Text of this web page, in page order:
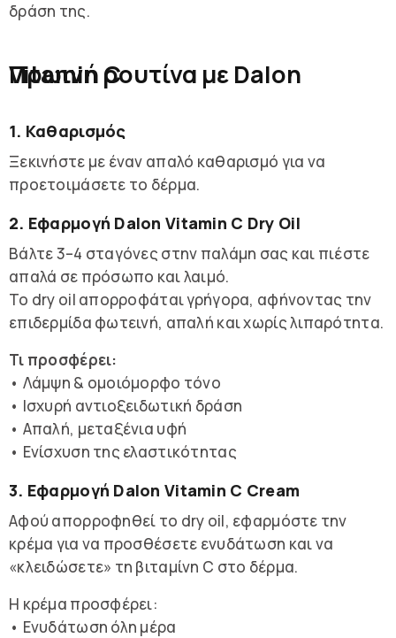
δράση της.
Πρωινή ρουτίνα με Dalon Vitamin C
1. Καθαρισμός
Ξεκινήστε με έναν απαλό καθαρισμό για να
προετοιμάσετε το δέρμα.
2. Εφαρμογή Dalon Vitamin C Dry Oil
Βάλτε 3–4 σταγόνες στην παλάμη σας και πιέστε
απαλά σε πρόσωπο και λαιμό.
Το dry oil απορροφάται γρήγορα, αφήνοντας την
επιδερμίδα φωτεινή, απαλή και χωρίς λιπαρότητα.
Τι προσφέρει:
• Λάμψη & ομοιόμορφο τόνο
• Ισχυρή αντιοξειδωτική δράση
• Απαλή, μεταξένια υφή
• Ενίσχυση της ελαστικότητας
3. Εφαρμογή Dalon Vitamin C Cream
Αφού απορροφηθεί το dry oil, εφαρμόστε την
κρέμα για να προσθέσετε ενυδάτωση και να
«κλειδώσετε» τη βιταμίνη C στο δέρμα.
Η κρέμα προσφέρει:
• Ενυδάτωση όλη μέρα